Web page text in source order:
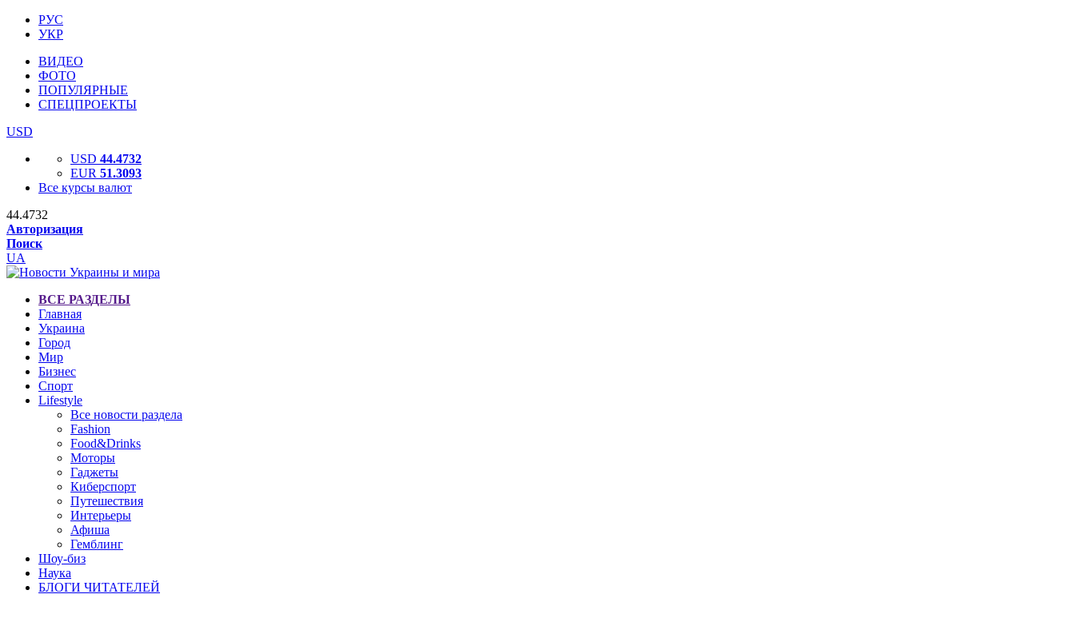
РУС
УКР
ВИДЕО
ФОТО
ПОПУЛЯРНЫЕ
СПЕЦПРОЕКТЫ
USD
USD 44.4732
EUR 51.3093
Все курсы валют
44.4732
Авторизация
Поиск
UA
ВСЕ РАЗДЕЛЫ
Главная
Украина
Город
Мир
Бизнес
Спорт
Lifestyle
Все новости раздела
Fashion
Food&Drinks
Моторы
Гаджеты
Киберспорт
Путешествия
Интерьеры
Афиша
Гемблинг
Шоу-биз
Наука
БЛОГИ ЧИТАТЕЛЕЙ